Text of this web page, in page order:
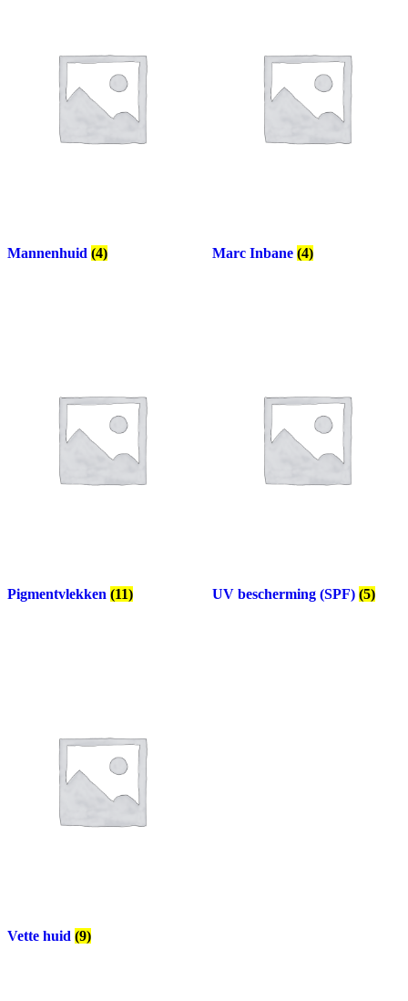
Mannenhuid (4) Marc Inbane (4)
Pigmentvlekken (11) UV bescherming (SPF) (5)
Vette huid (9)